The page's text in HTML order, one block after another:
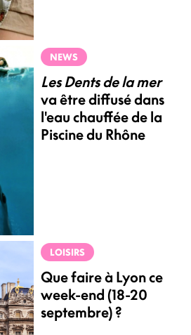
NEWS
Les Dents de la mer
va être diffusé dans
l'eau chauffée de la
Piscine du Rhône
LOISIRS
Que faire à Lyon ce
week-end (18-20
septembre) ?